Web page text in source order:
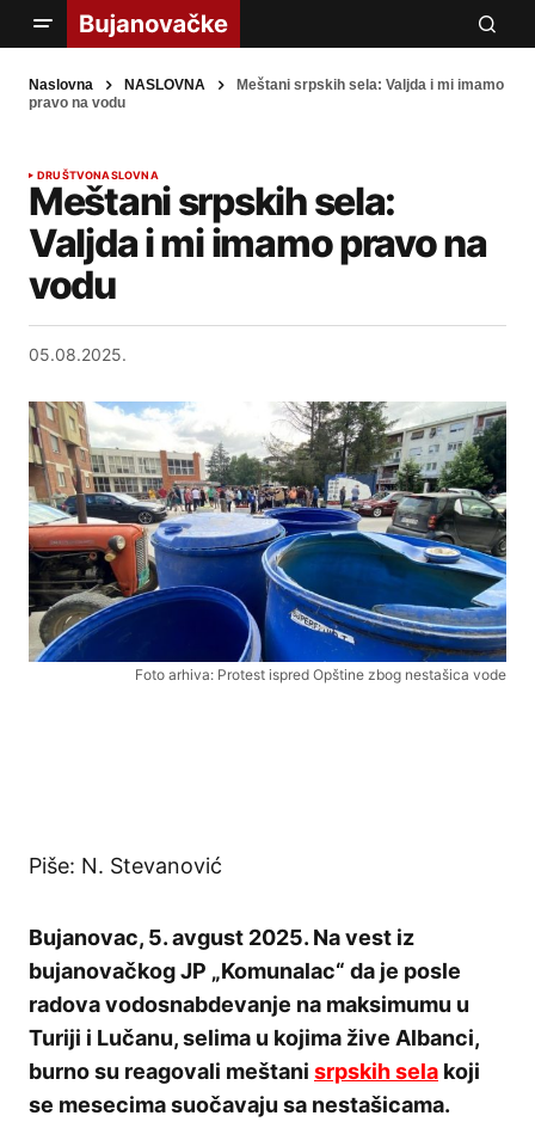
Naslovna NASLOVNA
Meštani srpskih sela: Valjda i mi imamo
pravo na vodu
DRUŠTVONASLOVNA
Meštani srpskih sela:
Valjda i mi imamo pravo na
vodu
05.08.2025.
Foto arhiva: Protest ispred Opštine zbog nestašica vode
Piše: N. Stevanović
Bujanovac, 5. avgust 2025. Na vest iz
bujanovačkog JP „Komunalac“ da je posle
radova vodosnabdevanje na maksimumu u
Turiji i Lučanu, selima u kojima žive Albanci,
burno su reagovali meštani srpskih sela koji
se mesecima suočavaju sa nestašicama.